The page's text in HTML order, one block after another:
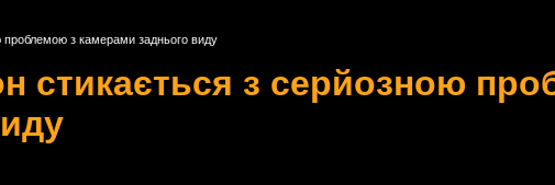
проблемою з камерами заднього виду
стикається з серйозною